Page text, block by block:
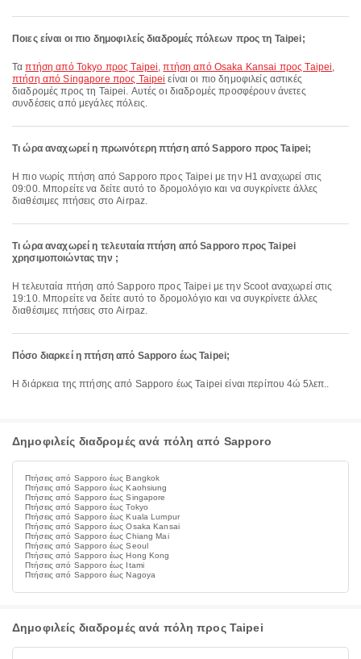
Ποιες είναι οι πιο δημοφιλείς διαδρομές πόλεων προς τη Taipei;
Ταπτήση από Tokyo προς Taipei,πτήση από Osaka Kansai προς Taipei,
πτήση από Singapore προς Taipei είναι οι πιο δημοφιλείς αστικές
διαδρομές προς τη Taipei. Αυτές οι διαδρομές προσφέρουν άνετες
συνδέσεις από μεγάλες πόλεις.
Τι ώρα αναχωρεί η πρωινότερη πτήση από Sapporo προς Taipei;
Η πιο νωρίς πτήση από Sapporo προς Taipei με την H1 αναχωρεί στις
09:00. Μπορείτε να δείτε αυτό το δρομολόγιο και να συγκρίνετε άλλες
διαθέσιμες πτήσεις στο Airpaz.
Τι ώρα αναχωρεί η τελευταία πτήση από Sapporo προς Taipei
χρησιμοποιώντας την ;
Η τελευταία πτήση από Sapporo προς Taipei με την Scoot αναχωρεί στις
19:10. Μπορείτε να δείτε αυτό το δρομολόγιο και να συγκρίνετε άλλες
διαθέσιμες πτήσεις στο Airpaz.
Πόσο διαρκεί η πτήση από Sapporo έως Taipei;
Η διάρκεια της πτήσης από Sapporo έως Taipei είναι περίπου 4ώ 5λεπ..
Δημοφιλείς διαδρομές ανά πόλη από Sapporo
Πτήσεις από Sapporo έως Bangkok
Πτήσεις από Sapporo έως Kaohsiung
Πτήσεις από Sapporo έως Singapore
Πτήσεις από Sapporo έως Tokyo
Πτήσεις από Sapporo έως Kuala Lumpur
Πτήσεις από Sapporo έως Osaka Kansai
Πτήσεις από Sapporo έως Chiang Mai
Πτήσεις από Sapporo έως Seoul
Πτήσεις από Sapporo έως Hong Kong
Πτήσεις από Sapporo έως Itami
Πτήσεις από Sapporo έως Nagoya
Δημοφιλείς διαδρομές ανά πόλη προς Taipei